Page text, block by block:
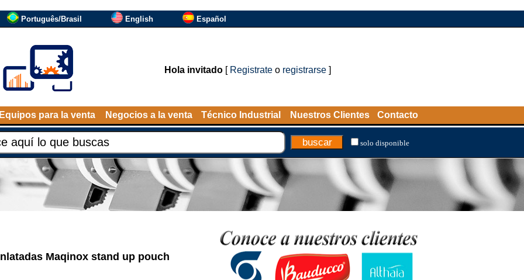
Português/Brasil English Español
Hola invitado[ Registrateo registrarse]
para la venta Negocios a la venta Técnico Industrial Nuestros Clientes Contacto
solo disponible
Maqinox stand up pouch